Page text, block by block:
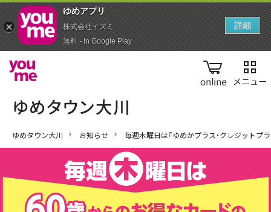
online
ゆめタウン大川 お知らせ 毎週木曜日は「ゆめかプラス・クレジットプ
ゆめアプ‪リ‬
株式会社イズミ
無料 - In Google Play
詳細